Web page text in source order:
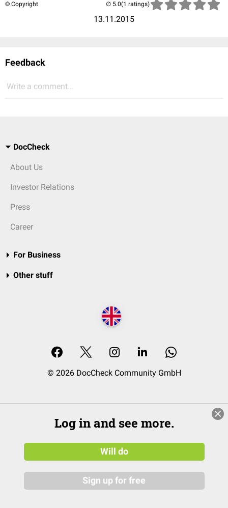
© Copyright
13.11.2015
(1 ratings)
Feedback
Write a comment...
DocCheck
About Us
Investor Relations
Press
Career
For Business
Other stuff
© 2026 DocCheck Community GmbH
Log in and see more.
Will do
Sign up for free